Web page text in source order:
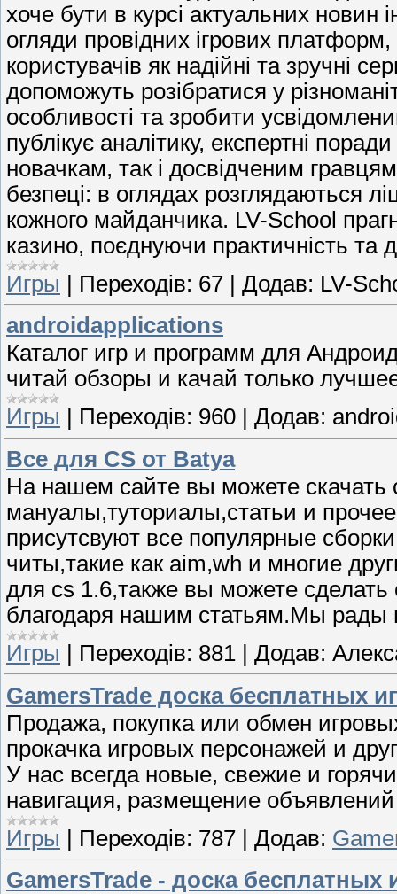
хоче бути в курсі актуальних новин
огляди провідних ігрових
користувачів як надійні та зручні
допоможуть розібратися у
особливості та зробити
публікує аналітику, експертні
новачкам, так і досвідченим
безпеці: в оглядах розглядаються
кожного майданчика. LV-School
казино, поєднуючи практичність та
Игры | Переходів: 67 | Додав: LV-
androidapplications
Каталог игр и программ для
читай обзоры и качай только
Игры
Переходів: 960 Додав:
Все для CS от Batya
На нашем сайте вы можете скачать
мануалы,туториалы,статьи и
присутсвуют все популярные
читы,такие как aim,wh и многие
для cs 1.6,также вы можете
благодаря нашим статьям.Мы рады
Игры
Переходів: 881 Додав:
GamersTrade доска бесплатных
Продажа, покупка или обмен
прокачка игровых персонажей и
У нас всегда новые, свежие и
навигация, размещение объявлений
Игры | Переходів: 787 | Додав:
GamersTrade - доска